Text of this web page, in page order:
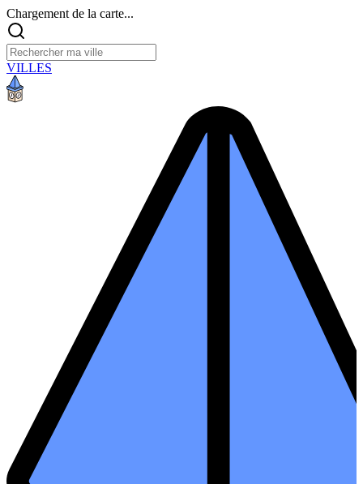
Chargement de la carte...
VILLES